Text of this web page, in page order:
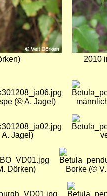
2010
(© A. Jagel)
Bild
Jagel)
Bild
Dörken)
Bild
Borke (©
Bild